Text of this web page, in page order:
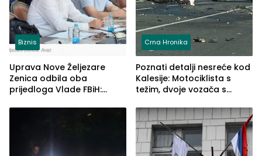
Biznis
Uprava Nove Željezare
Zenica odbila oba
prijedloga Vlade FBiH:
rješenje
Crna Hronika
Poznati detalji nesreće kod
Kalesije: Motociklista s
težim, dvoje vozača s